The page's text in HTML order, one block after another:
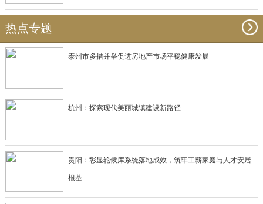
热点专题
泰州市多措并举促进房地产市场平稳健康发展
杭州：探索现代美丽城镇建设新路径
贵阳：彰显轮候库系统落地成效，筑牢工薪家庭与人才安居
根基